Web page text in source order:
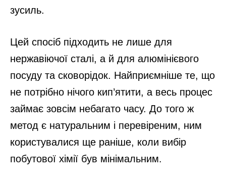
зусиль.
Цей спосіб підходить не лише для
нержавіючої сталі, а й для алюмінієвого
посуду та сковорідок. Найприємніше те, що
не потрібно нічого кип’ятити, а весь процес
займає зовсім небагато часу. До того ж
метод є натуральним і перевіреним, ним
користувалися ще раніше, коли вибір
побутової хімії був мінімальним.